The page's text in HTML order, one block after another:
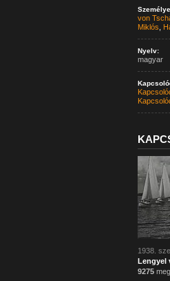
von
Miklós
Nyelv:
magyar
1938.
Lengyel
9275